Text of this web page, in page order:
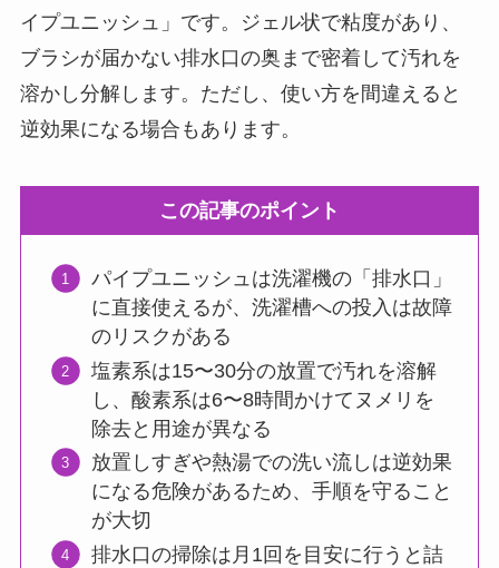
イプユニッシュ」です。ジェル状で粘度があり、
ブラシが届かない排水口の奥まで密着して汚れを
溶かし分解します。ただし、使い方を間違えると
逆効果になる場合もあります。
この記事のポイント
パイプユニッシュは洗濯機の「排水口」
に直接使えるが、洗濯槽への投入は故障
のリスクがある
塩素系は15〜30分の放置で汚れを溶解
し、酸素系は6〜8時間かけてヌメリを
除去と用途が異なる
放置しすぎや熱湯での洗い流しは逆効果
になる危険があるため、手順を守ること
が大切
排水口の掃除は月1回を目安に行うと詰